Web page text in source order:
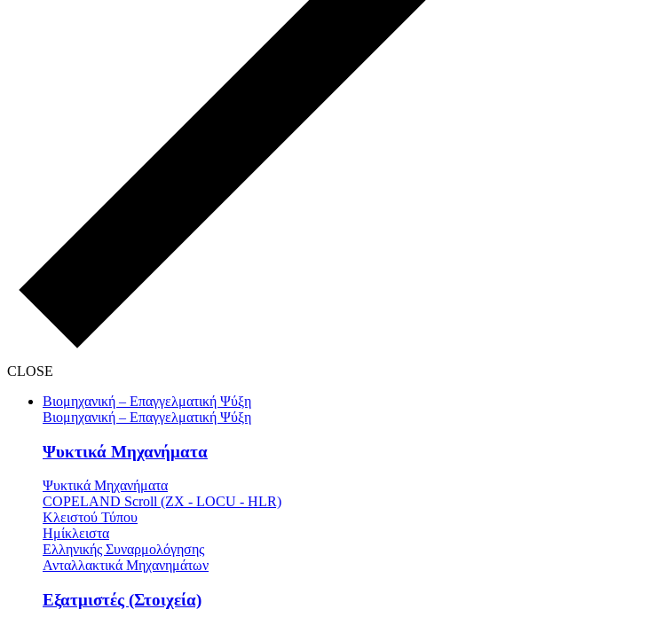
CLOSE
Βιομηχανική – Επαγγελματική Ψύξη
Βιομηχανική – Επαγγελματική Ψύξη
Ψυκτικά Μηχανήματα
Ψυκτικά Μηχανήματα
COPELAND Scroll (ZX - LOCU - HLR)
Κλειστού Τύπου
Ημίκλειστα
Ελληνικής Συναρμολόγησης
Ανταλλακτικά Μηχανημάτων
Εξατμιστές (Στοιχεία)